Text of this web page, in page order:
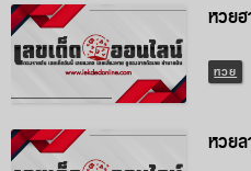
หวย
หวย
หวย